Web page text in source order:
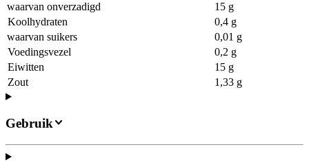
waarvan onverzadigd
15 g
Koolhydraten
0,4 g
waarvan suikers
0,01 g
Voedingsvezel
0,2 g
Eiwitten
15 g
Zout
1,33 g
Gebruik